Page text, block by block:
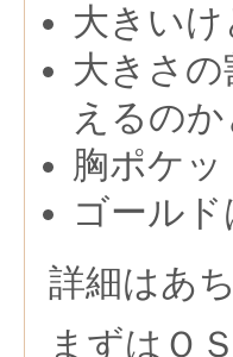
大きい
大きさ
えるのか
胸ポケ
ゴール
詳細はあ
まずはＯ